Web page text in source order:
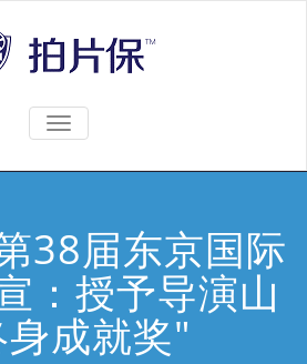
TOGGLE
38届东京国际
：授予导演山
成就奖"